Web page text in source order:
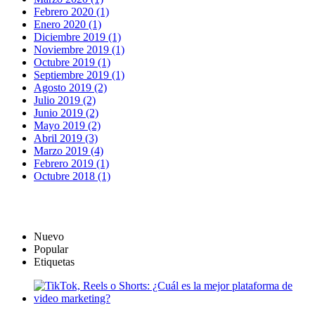
Febrero 2020 (1)
Enero 2020 (1)
Diciembre 2019 (1)
Noviembre 2019 (1)
Octubre 2019 (1)
Septiembre 2019 (1)
Agosto 2019 (2)
Julio 2019 (2)
Junio 2019 (2)
Mayo 2019 (2)
Abril 2019 (3)
Marzo 2019 (4)
Febrero 2019 (1)
Octubre 2018 (1)
Nuevo
Popular
Etiquetas